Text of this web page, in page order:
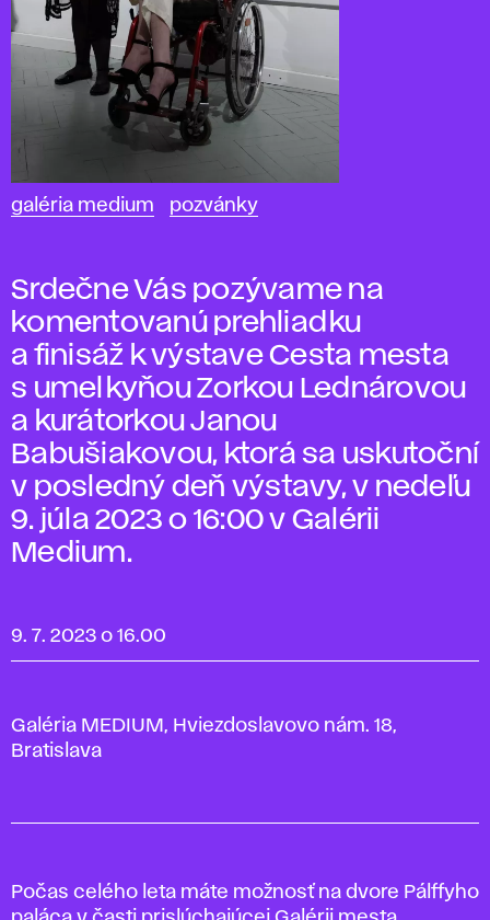
galéria medium pozvánky
Srdečne Vás pozývame na
komentovanú prehliadku
a finisáž k výstave Cesta mesta
s umelkyňou Zorkou Lednárovou
a kurátorkou Janou
Babušiakovou, ktorá sa uskutoční
v posledný deň výstavy, v nedeľu
9. júla 2023 o 16:00 v Galérii
Medium.
9. 7. 2023 o 16.00
Galéria MEDIUM, Hviezdoslavovo nám. 18,
Bratislava
Počas celého leta máte možnosť na dvore Pálffyho